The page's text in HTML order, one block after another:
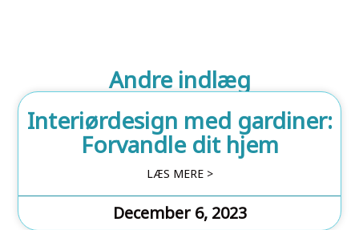
Andre indlæg
Interiørdesign med gardiner:
Forvandle dit hjem
LÆS MERE >
December 6, 2023